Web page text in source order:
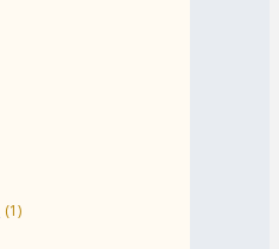
(1)